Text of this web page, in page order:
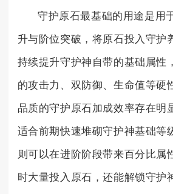
守护原石最基础的用途是用
升与阶位突破，将原石投入守护
持续提升守护神自带的基础属性
的攻击力、双防御、生命值等硬
品质的守护原石加成效率存在明
适合前期快速堆砌守护神基础等
则可以在进阶阶段带来百分比属
时大量投入原石，还能解锁守护